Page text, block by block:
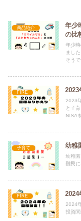
商品紹介
年少
の比
年少
まし
そうで
FIRE 2023
2023
と子
NISA
子育て 幼稚
幼稚
難民
FIRE 2024
2024
投資